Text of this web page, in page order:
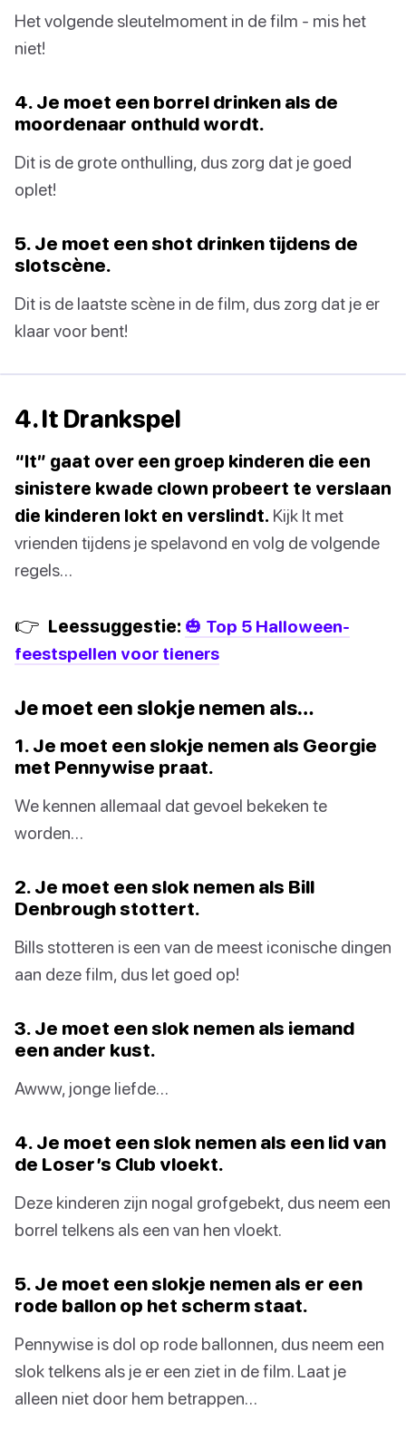
Het volgende sleutelmoment in de film - mis het
niet!
4. Je moet een borrel drinken als de
moordenaar onthuld wordt.
Dit is de grote onthulling, dus zorg dat je goed
oplet!
5. Je moet een shot drinken tijdens de
slotscène.
Dit is de laatste scène in de film, dus zorg dat je er
klaar voor bent!
4. It Drankspel
“It” gaat over een groep kinderen die een
sinistere kwade clown probeert te verslaan
die kinderen lokt en verslindt. Kijk It met
vrienden tijdens je spelavond en volg de volgende
regels…
👉 Leessuggestie: 🎃 Top 5 Halloween-
feestspellen voor tieners
Je moet een slokje nemen als…
1. Je moet een slokje nemen als Georgie
met Pennywise praat.
We kennen allemaal dat gevoel bekeken te
worden…
2. Je moet een slok nemen als Bill
Denbrough stottert.
Bills stotteren is een van de meest iconische dingen
aan deze film, dus let goed op!
3. Je moet een slok nemen als iemand
een ander kust.
Awww, jonge liefde…
4. Je moet een slok nemen als een lid van
de Loser’s Club vloekt.
Deze kinderen zijn nogal grofgebekt, dus neem een
borrel telkens als een van hen vloekt.
5. Je moet een slokje nemen als er een
rode ballon op het scherm staat.
Pennywise is dol op rode ballonnen, dus neem een
slok telkens als je er een ziet in de film. Laat je
alleen niet door hem betrappen…